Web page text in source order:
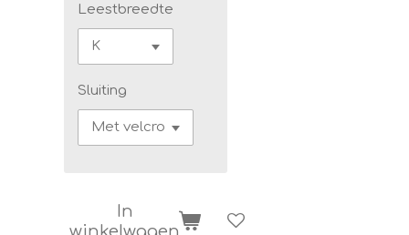
Leestbreedte
Sluiting
In
winkelwagen